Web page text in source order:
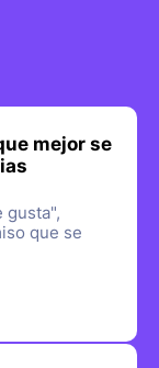
mejor se
gusta",
que se